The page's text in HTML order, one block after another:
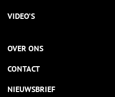
VIDEO’S
OVER ONS
CONTACT
NIEUWSBRIEF